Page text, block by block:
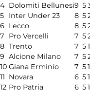
4 Dolomiti Bellunesi9 5
5
Inter Under 23 8 5
6 Lecco 8 5
7
Pro Vercelli 7 5
8 Trento 7 51
9 Alcione Milano 7 5
10 Giana Erminio 7 51
11 Novara 6 51
12 Pro Patria 6 51